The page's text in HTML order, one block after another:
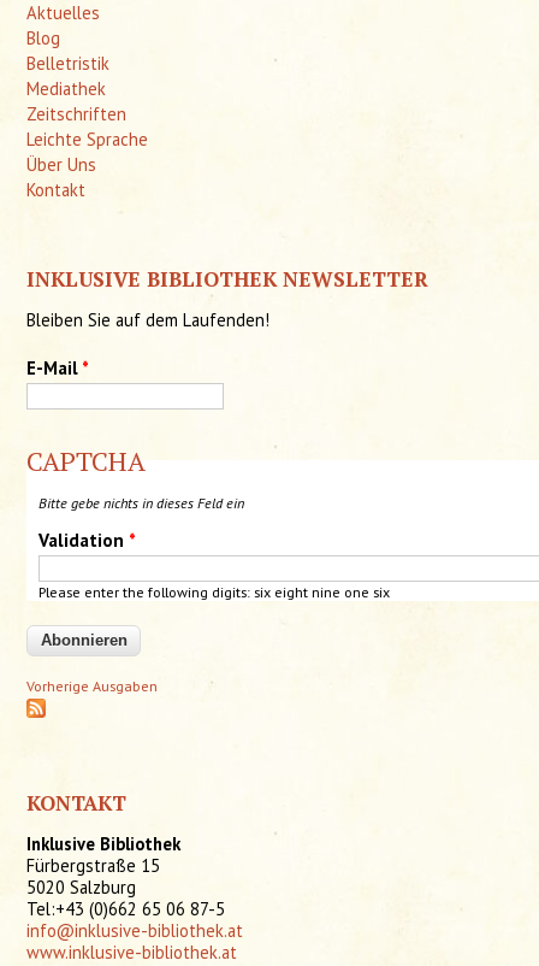
Aktuelles
Blog
Belletristik
Mediathek
Zeitschriften
Leichte Sprache
Über Uns
Kontakt
INKLUSIVE BIBLIOTHEK NEWSLETTER
Bleiben Sie auf dem Laufenden!
E-Mail *
CAPTCHA
Bitte gebe nichts in dieses Feld ein
Validation *
Please enter the following digits: six eight nine one six
Vorherige Ausgaben
KONTAKT
Inklusive Bibliothek
Fürbergstraße 15
5020 Salzburg
Tel:+43 (0)662 65 06 87-5
info@inklusive-bibliothek.at
www.inklusive-bibliothek.at